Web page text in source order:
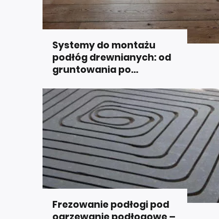
Systemy do montażu
podłóg drewnianych: od
gruntowania po...
Frezowanie podłogi pod